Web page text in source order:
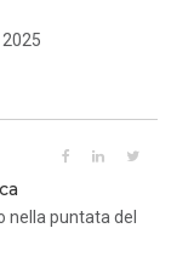
nella puntata del